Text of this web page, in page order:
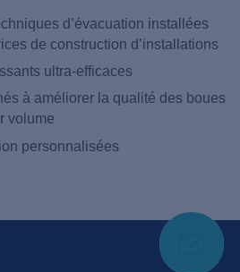
d’évacuation installées
de construction d’installations
ultra-efficaces
à améliorer la qualité des boues
volume
personnalisées